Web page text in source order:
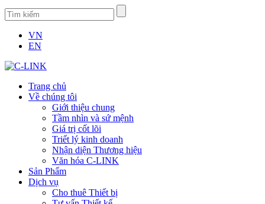
VN
EN
Trang chủ
Về chúng tôi
Giới thiệu chung
Tầm nhìn và sứ mệnh
Giá trị cốt lõi
Triết lý kinh doanh
Nhận diện Thương hiệu
Văn hóa C-LINK
Sản Phẩm
Dịch vụ
Cho thuê Thiết bị